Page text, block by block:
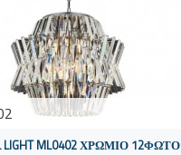
LIGHT ML0402 ΧΡΩΜΙΟ 12ΦΩΤΟ